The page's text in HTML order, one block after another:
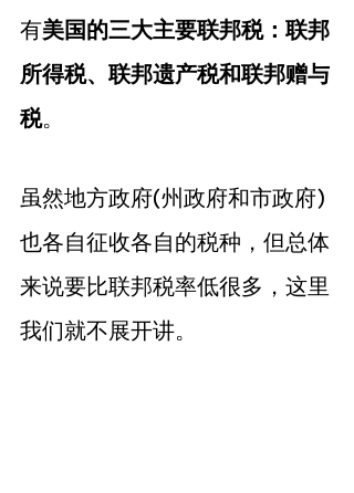
有美国的三大主要联邦税：联邦
所得税、联邦遗产税和联邦赠与
税。
虽然地方政府(州政府和市政府)
也各自征收各自的税种，但总体
来说要比联邦税率低很多，这里
我们就不展开讲。